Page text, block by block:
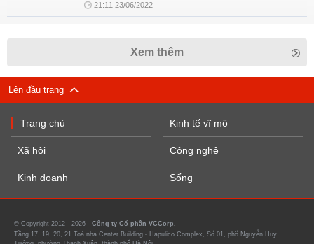
21:11 23/06/2022
Xem thêm
Lên đầu trang
Trang chủ
Xã hội
Kinh doanh
Kinh tế vĩ mô
Công nghệ
Sống
© Copyright 2012 - 2026 - Công ty Cổ phần VCCorp.
Tầng 17, 19, 20, 21 Toà nhà Center Building - Hapulico Complex, Số 01, phố Nguyễn Huy